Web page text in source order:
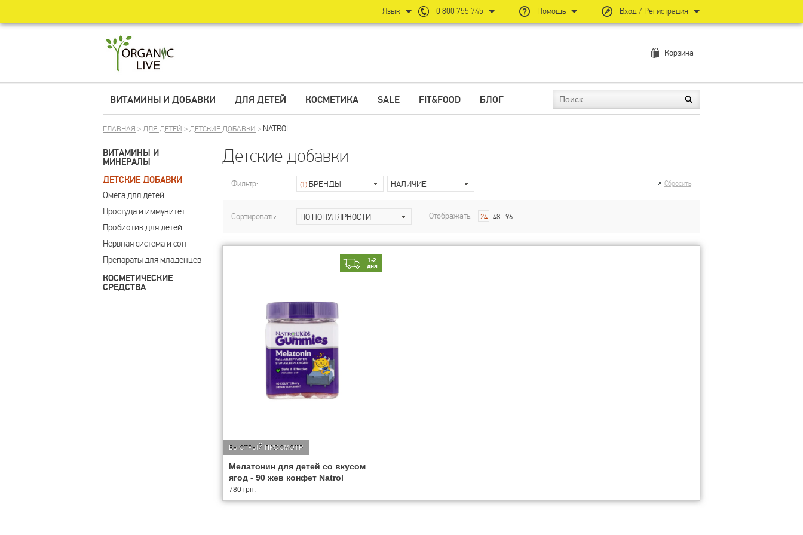
Корзина
ВИТАМИНЫ И ДОБАВКИ ДЛЯ ДЕТЕЙ КОСМЕТИКА SALE FIT&FOOD БЛОГ
ГЛАВНАЯ >ДЛЯ ДЕТЕЙ >ДЕТСКИЕ ДОБАВКИ > NATROL
ВИТАМИНЫ И
МИНЕРАЛЫ
ДЕТСКИЕ ДОБАВКИ
Омега для детей
Простуда и иммунитет
Пробиотик для детей
Нервная система и сон
Препараты для младенцев
КОСМЕТИЧЕСКИЕ
СРЕДСТВА
Детские добавки
Фильтр: (1) БРЕНДЫ НАЛИЧИЕ Сбросить
Сортировать: ПО ПОПУЛЯРНОСТИ Отображать: 24 48 96
1-2
дня
Мелатонин для детей со вкусом
ягод - 90 жев конфет Natrol
БЫСТРЫЙ ПРОСМОТР
780 грн.
Вход / Регистрация
Помощь
0 800 755 745
Язык